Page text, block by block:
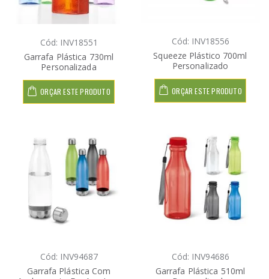
Cód: INV18551
Garrafa Plástica 730ml
Personalizada
ORÇAR ESTE PRODUTO
Cód: INV18556
Squeeze Plástico 700ml
Personalizado
ORÇAR ESTE PRODUTO
Cód: INV94687
Garrafa Plástica Com
Cód: INV94686
Garrafa Plástica 510ml